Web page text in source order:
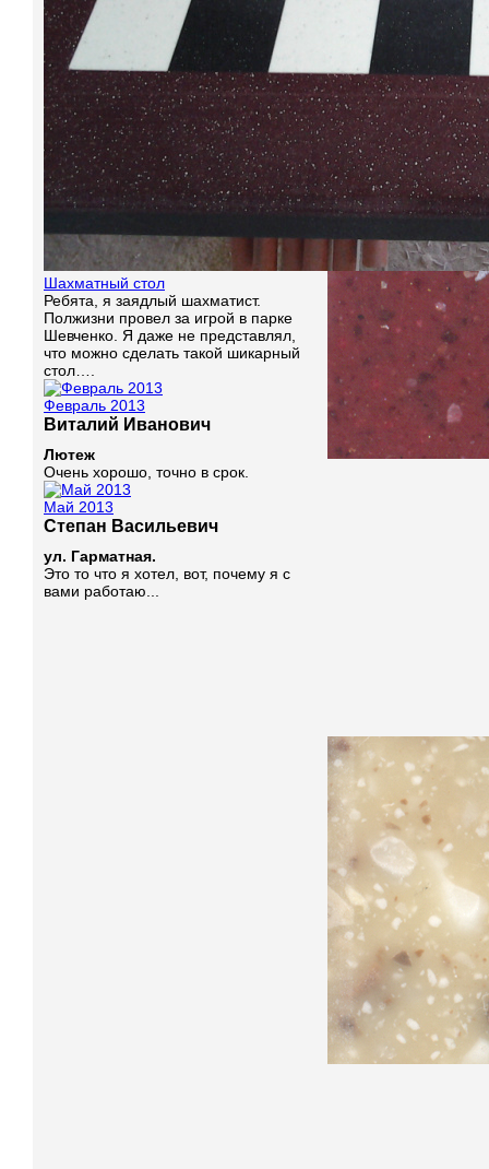
Шахматный стол
Ребята, я заядлый шахматист.
Полжизни провел за игрой в парке
Шевченко. Я даже не представлял,
что можно сделать такой шикарный
стол….
Февраль 2013
Виталий Иванович
Лютеж
Очень хорошо, точно в срок.
Май 2013
Степан Васильевич
ул. Гарматная.
Это то что я хотел, вот, почему я с
вами работаю...